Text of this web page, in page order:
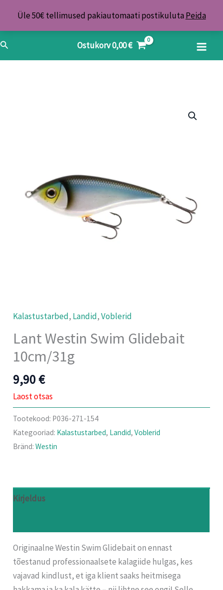
Üle 50€ tellimused pakiautomaati postikuluta Peida
content
Search Ostukorv0,00€
Kalastustarbed, Landid,Voblerid
Lant Westin Swim Glidebait
10cm/31g
9,90€
Laost otsas
Tootekood: P036-271-154
Kategooriad: Kalastustarbed, Landid,Voblerid
Bränd:Westin
Kirjeldus
Originaalne Westin Swim Glidebait on ennast
tõestanud professionaalsete kalagiide hulgas, kes
vajavad kindlust, et iga klient saaks heitmisega